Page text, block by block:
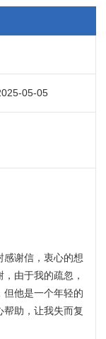
05-05
感谢信，衷心的想
由于我的疏忽，
但他是一个年轻的
助，让我失而复